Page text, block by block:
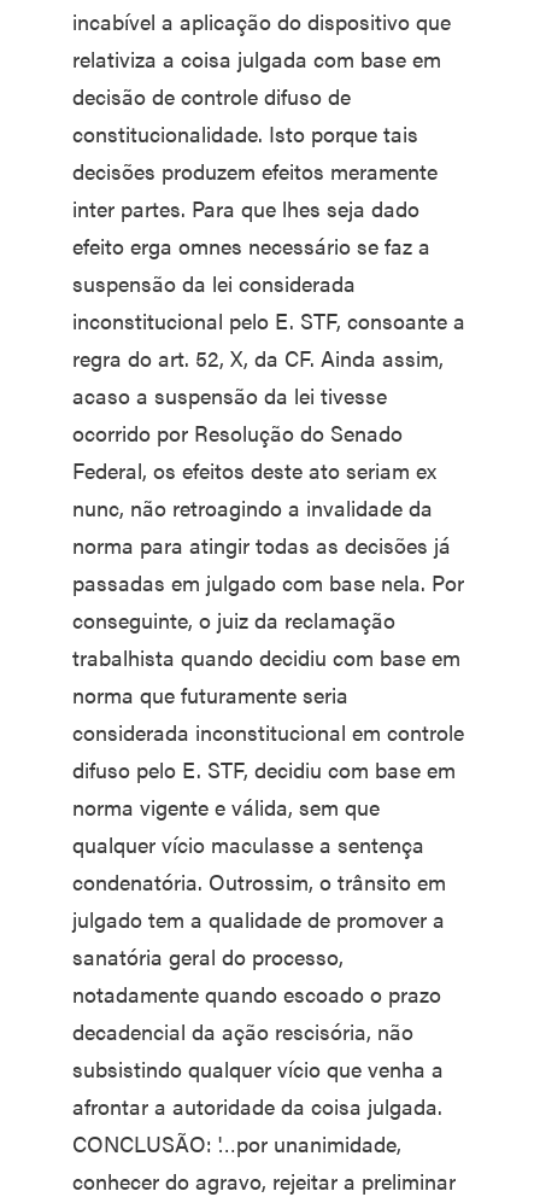
incabível a aplicação do dispositivo que
relativiza a coisa julgada com base em
decisão de controle difuso de
constitucionalidade. Isto porque tais
decisões produzem efeitos meramente
inter partes. Para que lhes seja dado
efeito erga omnes necessário se faz a
suspensão da lei considerada
inconstitucional pelo E. STF, consoante a
regra do art. 52, X, da CF. Ainda assim,
acaso a suspensão da lei tivesse
ocorrido por Resolução do Senado
Federal, os efeitos deste ato seriam ex
nunc, não retroagindo a invalidade da
norma para atingir todas as decisões já
passadas em julgado com base nela. Por
conseguinte, o juiz da reclamação
trabalhista quando decidiu com base em
norma que futuramente seria
considerada inconstitucional em controle
difuso pelo E. STF, decidiu com base em
norma vigente e válida, sem que
qualquer vício maculasse a sentença
condenatória. Outrossim, o trânsito em
julgado tem a qualidade de promover a
sanatória geral do processo,
notadamente quando escoado o prazo
decadencial da ação rescisória, não
subsistindo qualquer vício que venha a
afrontar a autoridade da coisa julgada.
CONCLUSÃO: '…por unanimidade,
conhecer do agravo, rejeitar a preliminar